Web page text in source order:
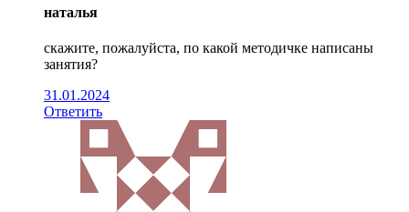
наталья
скажите, пожалуйста, по какой методичке написаны
занятия?
31.01.2024
Ответить